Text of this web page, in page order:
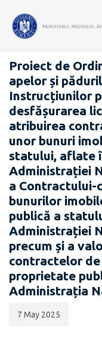
PROIECTE ACTE
Proiect de
apelor și
Instrucțiunilor
desfășurarea
atribuirea
unor bunuri
statului, aflate
Administrației
a Contractului-
bunurilor
publică a
Administrației
precum și a
contractelor
proprietate
Administrația
publicării:
7 May 2025